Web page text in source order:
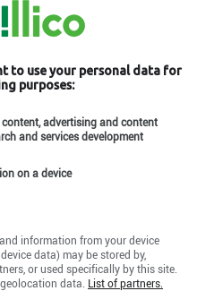
to use your personal data for
purposes:
advertising and content
and services development
on a device
information from your device
data) may be stored by,
or used specifically by this site.
data. List of partners.